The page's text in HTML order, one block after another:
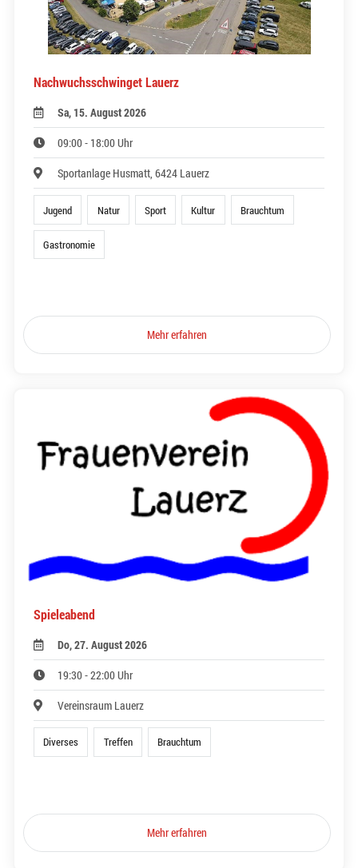
Nachwuchsschwinget Lauerz
Sa, 15. August 2026
09:00 - 18:00 Uhr
Sportanlage Husmatt, 6424 Lauerz
Jugend Natur Sport Kultur Brauchtum
Gastronomie
Mehr erfahren
Spieleabend
Do, 27. August 2026
19:30 - 22:00 Uhr
Vereinsraum Lauerz
Diverses Treffen Brauchtum
Mehr erfahren